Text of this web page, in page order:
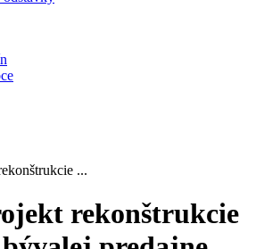
...
rekonštrukcie